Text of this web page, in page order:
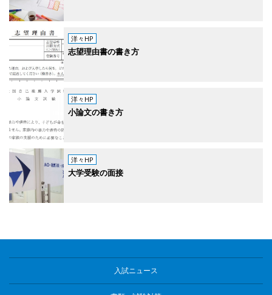
洋々HP
志望理由書の書き方
洋々HP
小論文の書き方
洋々HP
大学受験の面接
入試ニュース